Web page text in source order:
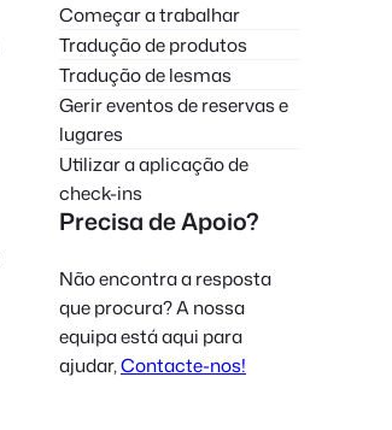
Polish
Czech
Começar a trabalhar
Tradução de produtos
Tradução de lesmas
Gerir eventos de reservas e
lugares
Utilizar a aplicação de
check-ins
Precisa de Apoio?
Não encontra a resposta
que procura? A nossa
equipa está aqui para
ajudar,Contacte-nos!